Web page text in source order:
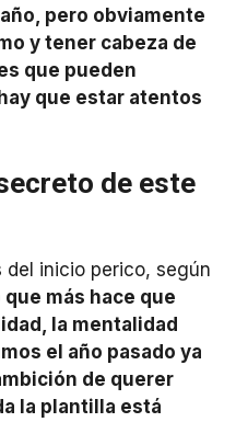
pero obviamente
y tener cabeza de
que pueden
que estar atentos
de este
del inicio perico, según
que más hace que
la mentalidad
el año pasado ya
de querer
la plantilla está